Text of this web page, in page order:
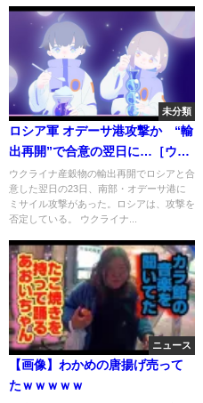
未分類
ロシア軍 オデーサ港攻撃か “輸
出再開”で合意の翌日に…［ウク
ライナ侵攻］
ウクライナ産穀物の輸出再開でロシアと合
意した翌日の23日、南部・オデーサ港に
ミサイル攻撃があった。ロシアは、攻撃を
否定している。 ウクライナ...
ニュース
【画像】わかめの唐揚げ売って
たｗｗｗｗｗ